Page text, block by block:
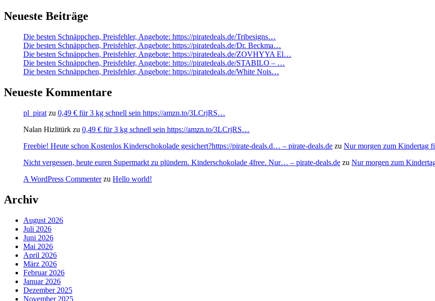
Neueste Beiträge
Die besten Schnäppchen, Preisfehler, Angebote: https://piratedeals.de/Tribesigns…
Die besten Schnäppchen, Preisfehler, Angebote: https://piratedeals.de/Dr. Beckma…
Die besten Schnäppchen, Preisfehler, Angebote: https://piratedeals.de/ZOVHYYA El…
Die besten Schnäppchen, Preisfehler, Angebote: https://piratedeals.de/STABILO – …
Die besten Schnäppchen, Preisfehler, Angebote: https://piratedeals.de/White Nois…
Neueste Kommentare
pl_pirat zu 0,49 € für 3 kg schnell sein https://amzn.to/3LCrjRS…
Nalan Hizlitürk zu 0,49 € für 3 kg schnell sein https://amzn.to/3LCrjRS…
Freebie! Heute schon Kostenlos Kinderschokolade gesichert?https://pirate-deals.d… – pirate-deals.de zu Nur morgen zum Kindertag
Nicht vergessen, heute euren Supermarkt zu plündern. Kinderschokolade 4free. Nur… – pirate-deals.de zu Nur morgen zum
A WordPress Commenterzu Hello world!
Archiv
August 2026
Juli 2026
Juni 2026
Mai 2026
April 2026
März 2026
Februar 2026
Januar 2026
Dezember 2025
November 2025